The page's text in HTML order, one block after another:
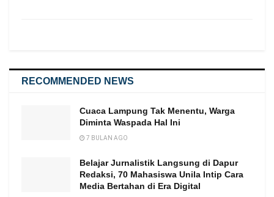
RECOMMENDED NEWS
Cuaca Lampung Tak Menentu, Warga
Diminta Waspada Hal Ini
7 BULAN AGO
Belajar Jurnalistik Langsung di Dapur
Redaksi, 70 Mahasiswa Unila Intip Cara
Media Bertahan di Era Digital